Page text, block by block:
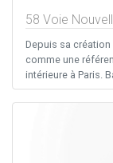
58 Voie
Depuis sa création
comme une
intérieure à Paris.